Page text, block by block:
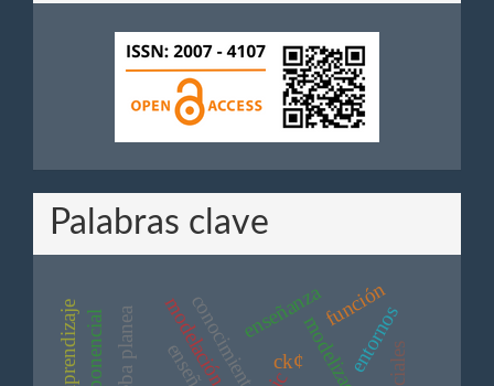
Palabras clave
ck¢
conocimiento entornos
modelación enseñanzafunción